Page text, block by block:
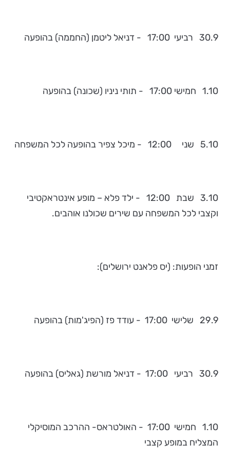
30.9 רביעי 17:00 - דניאל ליטמן (החממה) בהופעה
1.10 חמישי 17:00 - תותי ניניו (שכונה) בהופעה
5.10 שני 12:00 - מיכל צפיר בהופעה לכל המשפחה
3.10 שבת 12:00 - ילד פלא – מופע אינטראקטיבי
וקצבי לכל המשפחה עם שירים שכולנו אוהבים.
זמני הופעות: (יס פלאנט ירושלים):
29.9 שלישי 17:00 - עודד פז (הפיג'מות) בהופעה
30.9 רביעי 17:00 - דניאל מורשת (גאליס) בהופעה
1.10 חמישי 17:00 - האולטראס- ההרכב המוסיקלי
המצליח במופע קצבי